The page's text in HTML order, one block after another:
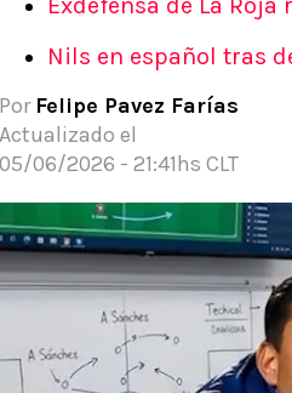
2026
Nils en español tras
Por Felipe Pavez Farías
Actualizado el
05/06/2026 - 21:41hs CLT